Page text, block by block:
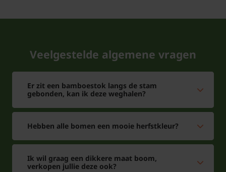
Veelgestelde algemene vragen
Er zit een bamboestok langs de stam
gebonden, kan ik deze weghalen?
Hebben alle bomen een mooie herfstkleur?
Ik wil graag een dikkere maat boom,
verkopen jullie deze ook?